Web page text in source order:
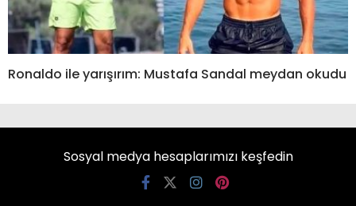
Ronaldo ile yarışırım: Mustafa Sandal meydan okudu
Sosyal medya hesaplarımızı keşfedin